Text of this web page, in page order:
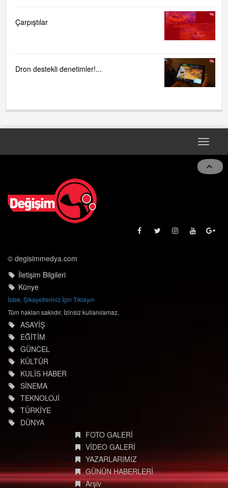
Çarpıştılar
Dron destekli denetimler!...
Toggle
© degisimmedya.com
İletişim Bilgileri
Künye
İstek, Şikayetleriniz İçin Tıklayın
Tüm hakları saklıdır. İzinsiz kullanılamaz.
ASAYİŞ
EĞİTİM
GÜNCEL
KÜLTÜR
KULİS HABER
SİNEMA
TEKNOLOJİ
TÜRKİYE
DÜNYA
FOTO GALERİ
VİDEO GALERİ
YAZARLARIMIZ
GÜNÜN HABERLERİ
Arşiv